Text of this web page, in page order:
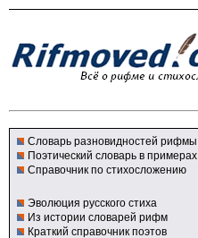
Словарь разновидностей рифмы
Поэтический словарь в примерах
Справочник по стихосложению
Эволюция русского стиха
Из истории словарей рифм
Краткий справочник поэтов